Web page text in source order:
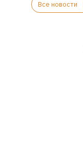
Все новости